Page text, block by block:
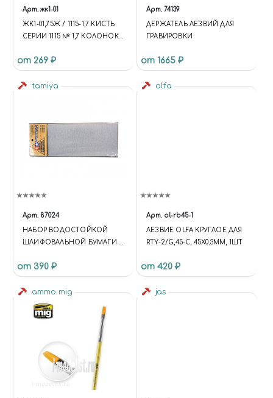
Арт. жк1-01
ЖК1-01,75Ж / 1115-1,7 КИСТЬ
СЕРИИ 1115 № 1,7 КОЛОНОК
от 269 ₽
Арт. 74139
ДЕРЖАТЕЛЬ ЛЕЗВИЙ ДЛЯ
ГРАВИРОВКИ
от 1665 ₽
tamiya
Арт. 87024
НАБОР ВОДОСТОЙКОЙ
ШЛИФОВАЛЬНОЙ БУМАГИ C
1200/1500/2000
от 390 ₽
olfa
Арт. ol-rb45-1
ЛЕЗВИЕ OLFA КРУГЛОЕ ДЛЯ
RTY-2/G,45-C, 45Х0,3ММ, 1ШТ
от 420 ₽
ammo mig jas